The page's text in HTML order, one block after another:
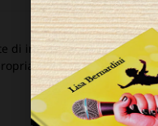
di inserire, rimuovere,
discrezione.